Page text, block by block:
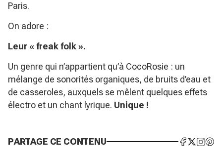
Paris.
On adore :
Leur « freak folk ».
Un genre qui n’appartient qu’à CocoRosie : un
mélange de sonorités organiques, de bruits d’eau et
de casseroles, auxquels se mêlent quelques effets
électro et un chant lyrique. Unique !
PARTAGE CE CONTENU